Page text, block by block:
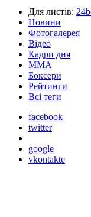
Для листів:
Новини
Фотогалерея
Відео
Кадри дня
ММА
Боксери
Рейтинги
Всі теги
facebook
twitter
google
vkontakte